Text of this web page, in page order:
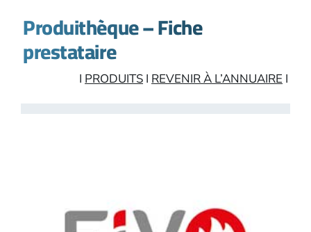
Produithèque – Fiche
prestataire
I PRODUITS I REVENIR À L’ANNUAIRE I